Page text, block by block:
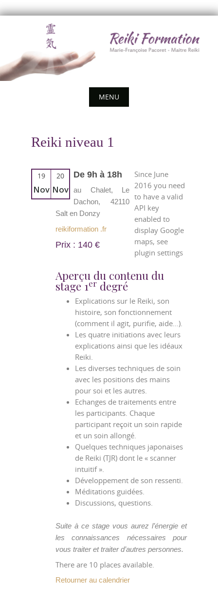
MENU
Reiki niveau 1
19
Nov
20
Nov
Since June
2016 you need
to have a valid
API key
enabled to
display Google
maps, see
plugin settings
De 9h à 18h
au Chalet, Le
Dachon, 42110
Salt en Donzy
reikiformation .fr
Prix : 140 €
Aperçu du contenu du
stage 1er degré
Explications sur le Reiki, son
histoire, son fonctionnement
(comment il agit, purifie, aide…).
Les quatre initiations avec leurs
explications ainsi que les idéaux
Reiki.
Les diverses techniques de soin
avec les positions des mains
pour soi et les autres.
Echanges de traitements entre
les participants. Chaque
participant reçoit un soin rapide
et un soin allongé.
Quelques techniques japonaises
de Reiki (TJR) dont le « scanner
intuitif ».
Développement de son ressenti.
Méditations guidées.
Discussions, questions.
Suite à ce stage vous aurez l’énergie et
les connaissances nécessaires pour
vous traiter et traiter d’autres personnes.
There are 10 places available.
Retourner au calendrier